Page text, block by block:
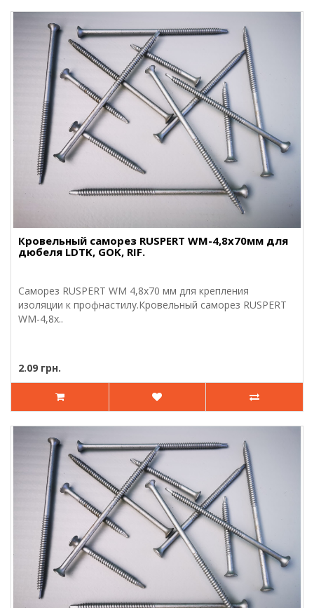
Кровельный саморез RUSPERT WM-4,8х70мм для
дюбеля LDTK, GOK, RIF.
Саморез RUSPERT WM 4,8х70 мм для крепления
изоляции к профнастилу.Кровельный саморез RUSPERT
WM-4,8х..
2.09 грн.